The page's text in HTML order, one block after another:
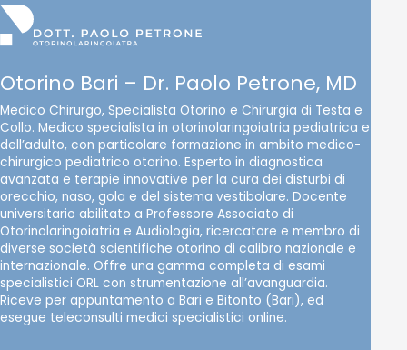
Otorino Bari – Dr. Paolo Petrone, MD
Medico Chirurgo, Specialista Otorino e Chirurgia di Testa e
Collo. Medico specialista in otorinolaringoiatria pediatrica e
dell’adulto, con particolare formazione in ambito medico-
chirurgico pediatrico otorino. Esperto in diagnostica
avanzata e terapie innovative per la cura dei disturbi di
orecchio, naso, gola e del sistema vestibolare. Docente
universitario abilitato a Professore Associato di
Otorinolaringoiatria e Audiologia, ricercatore e membro di
diverse società scientifiche otorino di calibro nazionale e
internazionale. Offre una gamma completa di esami
specialistici ORL con strumentazione all’avanguardia.
Riceve per appuntamento a Bari e Bitonto (Bari), ed
esegue teleconsulti medici specialistici online.